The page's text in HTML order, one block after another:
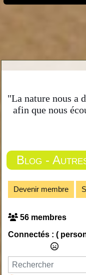
"La nature nous a
afin que nous
Blog -
Devenir membre
56 membres
Connectés : (